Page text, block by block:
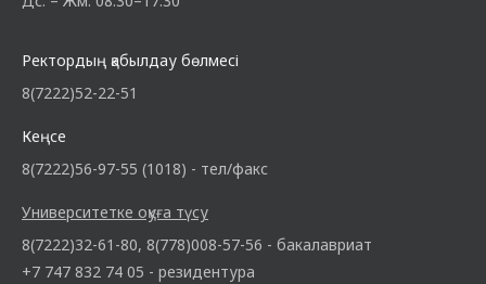
Ректордың қабылдау бөлмесі
8(7222)52-22-51
Кеңсе
8(7222)56-97-55 (1018) - тел/факс
Университетке оқуға түсу
8(7222)32-61-80, 8(778)008-57-56 - бакалавриат
+7 747 832 74 05 - резидентура